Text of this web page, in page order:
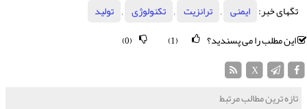
تگهای خبر:
ایمنی , ترانزیت , تكنولوژی ,
تولید
این مطلب را می پسندید؟
(0)
تازه ترین مطالب مرتبط